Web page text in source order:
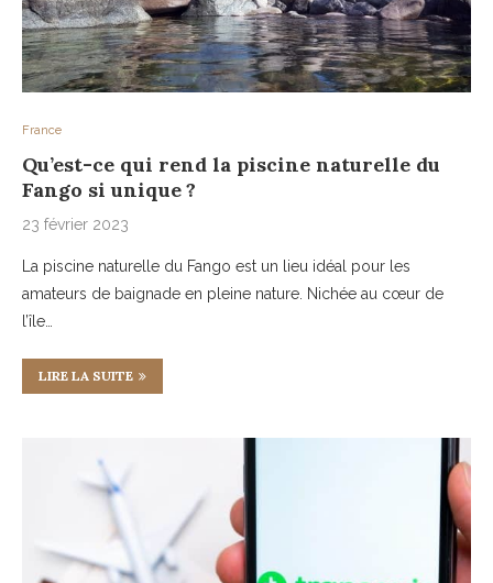
France
Qu’est-ce qui rend la piscine naturelle du
Fango si unique ?
23 février 2023
La piscine naturelle du Fango est un lieu idéal pour les
amateurs de baignade en pleine nature. Nichée au cœur de
l’île…
LIRE LA SUITE